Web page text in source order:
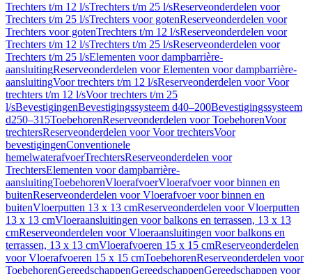
Trechters t/m 12 l/sTrechters t/m 25 l/sReserveonderdelen voor
Trechters t/m 25 l/sTrechters voor gotenReserveonderdelen voor
Trechters voor gotenTrechters t/m 12 l/sReserveonderdelen voor
Trechters t/m 12 l/sTrechters t/m 25 l/sReserveonderdelen voor
Trechters t/m 25 l/sElementen voor dampbarrière-
aansluitingReserveonderdelen voor Elementen voor dampbarrière-
aansluitingVoor trechters t/m 12 l/sReserveonderdelen voor Voor
trechters t/m 12 l/sVoor trechters t/m 25
l/sBevestigingenBevestigingssysteem d40–200Bevestigingssysteem
d250–315ToebehorenReserveonderdelen voor ToebehorenVoor
trechtersReserveonderdelen voor Voor trechtersVoor
bevestigingenConventionele
hemelwaterafvoerTrechtersReserveonderdelen voor
TrechtersElementen voor dampbarrière-
aansluitingToebehorenVloerafvoerVloerafvoer voor binnen en
buitenReserveonderdelen voor Vloerafvoer voor binnen en
buitenVloerputten 13 x 13 cmReserveonderdelen voor Vloerputten
13 x 13 cmVloeraansluitingen voor balkons en terrassen, 13 x 13
cmReserveonderdelen voor Vloeraansluitingen voor balkons en
terrassen, 13 x 13 cmVloerafvoeren 15 x 15 cmReserveonderdelen
voor Vloerafvoeren 15 x 15 cmToebehorenReserveonderdelen voor
ToebehorenGereedschappenGereedschappenGereedschappen voor